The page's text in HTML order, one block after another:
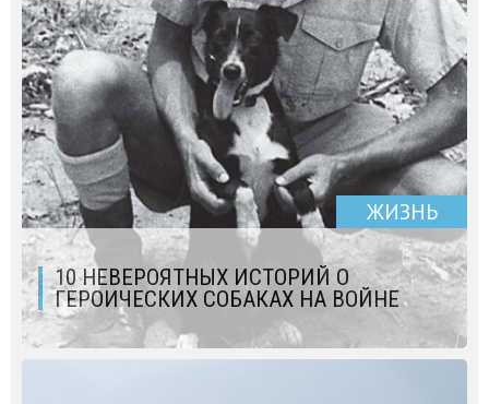
ЖИЗНЬ
10 НЕВЕРОЯТНЫХ ИСТОРИЙ О
ГЕРОИЧЕСКИХ СОБАКАХ НА ВОЙНЕ